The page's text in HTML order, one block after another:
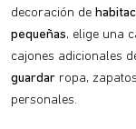
decoración de
pequeñas, elige una
cajones adicionales
guardar ropa,
personales.